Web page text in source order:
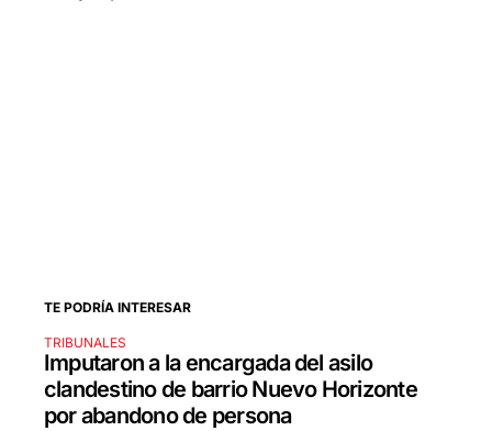
TE PODRÍA INTERESAR
TRIBUNALES
Imputaron a la encargada del asilo
clandestino de barrio Nuevo Horizonte
por abandono de persona